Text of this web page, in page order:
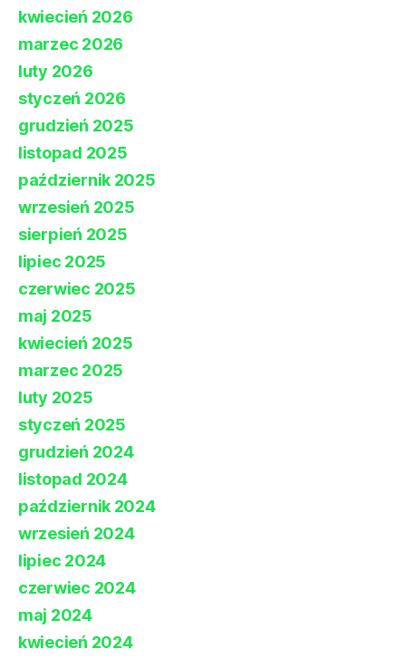
kwiecień 2026
marzec 2026
luty 2026
styczeń 2026
grudzień 2025
listopad 2025
październik 2025
wrzesień 2025
sierpień 2025
lipiec 2025
czerwiec 2025
maj 2025
kwiecień 2025
marzec 2025
luty 2025
styczeń 2025
grudzień 2024
listopad 2024
październik 2024
wrzesień 2024
lipiec 2024
czerwiec 2024
maj 2024
kwiecień 2024